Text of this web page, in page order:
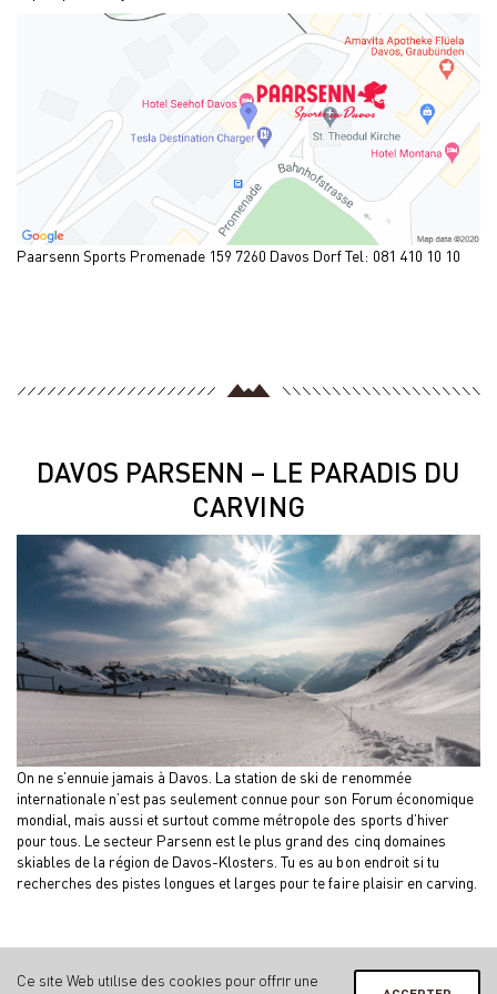
Paarsenn Sports Promenade 159 7260 Davos Dorf Tel: 081 410 10 10
DAVOS PARSENN – LE PARADIS DU
CARVING
On ne s’ennuie jamais à Davos. La station de ski de renommée
internationale n’est pas seulement connue pour son Forum économique
mondial, mais aussi et surtout comme métropole des sports d’hiver
pour tous. Le secteur Parsenn est le plus grand des cinq domaines
skiables de la région de Davos-Klosters. Tu es au bon endroit si tu
recherches des pistes longues et larges pour te faire plaisir en carving.
Ce site Web utilise des cookies pour offrir une